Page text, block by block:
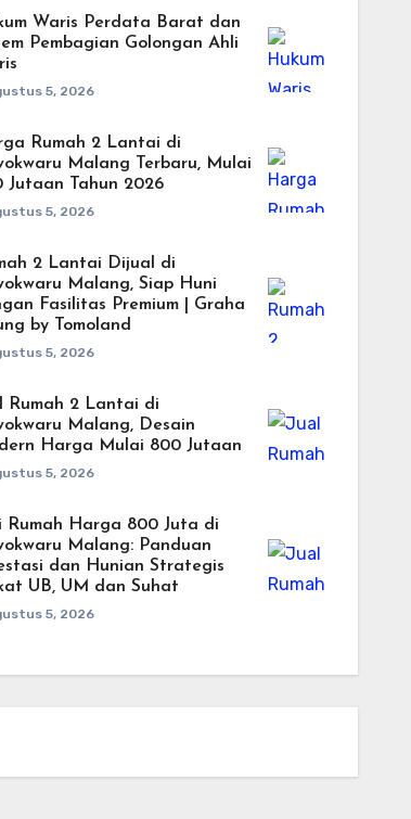
Waris Perdata Barat dan
Pembagian Golongan Ahli
5, 2026
Rumah 2 Lantai di
Malang Terbaru, Mulai
Jutaan Tahun 2026
5, 2026
2 Lantai Dijual di
Malang, Siap Huni
Fasilitas Premium | Graha
by Tomoland
5, 2026
Rumah 2 Lantai di
Malang, Desain
Harga Mulai 800 Jutaan
5, 2026
Rumah Harga 800 Juta di
Malang: Panduan
dan Hunian Strategis
UB, UM dan Suhat
5, 2026